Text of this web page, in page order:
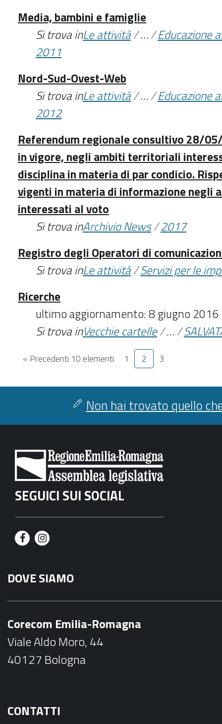
Media, bambini e famiglie
Si trova inLe attività/…/Educazione
2011
Nord-Sud-Ovest-Web
Si trova inLe attività/…/Educazione
2012
Referendum regionale consultivo 28/
in vigore, negli ambiti territoriali
disciplina in materia di par condicio.
vigenti in materia di informazione negli
interessati al voto
Si trova inArchivio News/2017
Registro degli Operatori di
Si trova inLe attività/Servizi per le
Ricerche
ultimo aggiornamento: 8 giugno 2016
Si trova inVecchie cartelle/…/
« Precedenti 10 elementi 1 2 3
Non hai trovato quello
SEGUICI SUI SOCIAL
F
c
e
o
k
I
s
t
r
a
DOVE SIAMO
Corecom Emilia-Romagna
Viale Aldo Moro, 44
40127 Bologna
CONTATTI